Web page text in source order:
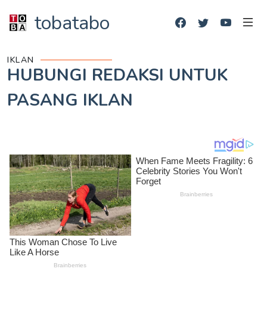
tobatabo
IKLAN
HUBUNGI REDAKSI UNTUK
PASANG IKLAN